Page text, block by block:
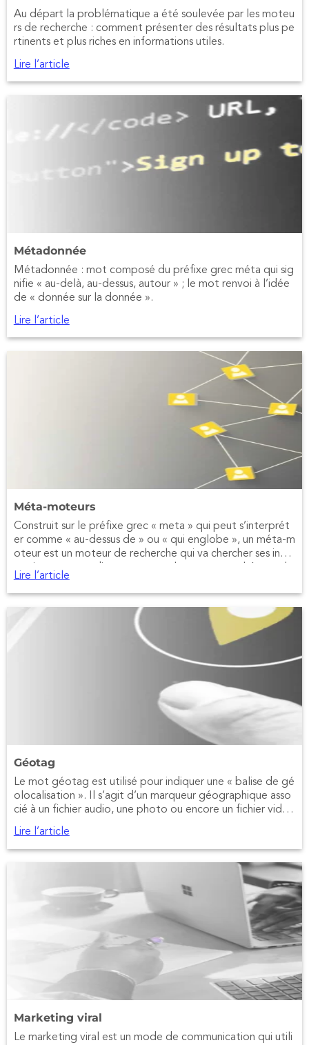
Au départ la problématique a été soulevée par les moteu
rs de recherche : comment présenter des résultats plus pe
rtinents et plus riches en informations utiles.
Lire l’article
Métadonnée
Métadonnée : mot composé du préfixe grec méta qui sig
nifie « au-delà, au-dessus, autour » ; le mot renvoi à l’idée
de « donnée sur la donnée ».
Lire l’article
Méta-moteurs
Construit sur le préfixe grec « meta » qui peut s’interprét
er comme « au-dessus de » ou « qui englobe », un méta-m
oteur est un moteur de recherche qui va chercher ses infor
mations non pas directement sur les pages stockées sur le
Web mais en allant interroger les autres moteurs de reche
rche.
Lire l’article
Géotag
Le mot géotag est utilisé pour indiquer une « balise de gé
olocalisation ». Il s’agit d’un marqueur géographique asso
cié à un fichier audio, une photo ou encore un fichier vidé
Lire l’article
Marketing viral
Le marketing viral est un mode de communication qui utili